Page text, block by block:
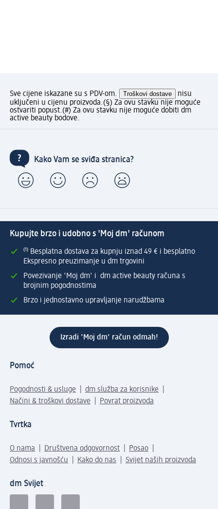
Sve cijene iskazane su s PDV-om. Troškovi dostave
nisu
uključeni u cijenu proizvoda.(§) Za ovu stavku nije moguće
ostvariti popust.(#) Za ovu stavku nije moguće dobiti dm
active beauty bodove.
Kako Vam se sviđa stranica?
Kupujte brzo i udobno s 'Moj dm' računom
⁽¹⁾ Besplatna dostava za kupnju iznad 49 € i besplatno
Ekspresno preuzimanje u dm trgovini
Povezivanje 'Moj dm' i dm active beauty računa s
brojnim pogodnostima
Brzo i jednostavno upravljanje narudžbama
Izradi 'Moj dm' račun odmah!
Pomoć
Pogodnosti & usluge
dm služba za korisnike
Načini & troškovi dostave
Povrat proizvoda
Tvrtka
O nama Društvena odgovornost
Posao
Odnosi s javnošću
Kako do nas Svijet naših proizvoda
dm Svijet